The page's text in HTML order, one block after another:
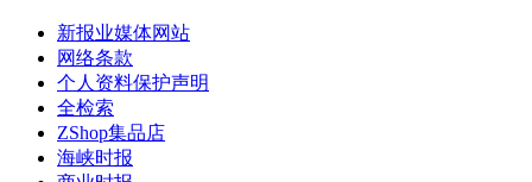
新报业媒体网站
网络条款
个人资料保护声明
全检索
ZShop集品店
海峡时报